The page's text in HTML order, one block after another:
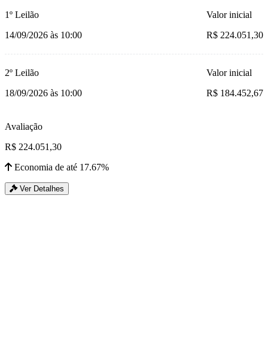
1º Leilão
14/09/2026 às 10:00
Valor inicial
R$ 224.051,30
2º Leilão
18/09/2026 às 10:00
Valor inicial
R$ 184.452,67
Avaliação
R$ 224.051,30
Economia de até 17.67%
Ver Detalhes